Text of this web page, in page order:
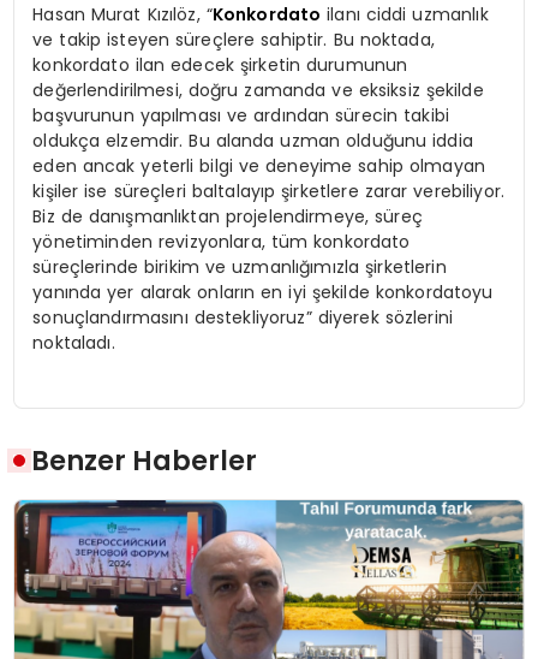
Hasan Murat Kızılöz, “Konkordato ilanı ciddi uzmanlık
ve takip isteyen süreçlere sahiptir. Bu noktada,
konkordato ilan edecek şirketin durumunun
değerlendirilmesi, doğru zamanda ve eksiksiz şekilde
başvurunun yapılması ve ardından sürecin takibi
oldukça elzemdir. Bu alanda uzman olduğunu iddia
eden ancak yeterli bilgi ve deneyime sahip olmayan
kişiler ise süreçleri baltalayıp şirketlere zarar verebiliyor.
Biz de danışmanlıktan projelendirmeye, süreç
yönetiminden revizyonlara, tüm konkordato
süreçlerinde birikim ve uzmanlığımızla şirketlerin
yanında yer alarak onların en iyi şekilde konkordatoyu
sonuçlandırmasını destekliyoruz” diyerek sözlerini
noktaladı.
Benzer Haberler